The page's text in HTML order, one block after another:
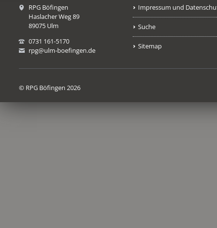
RPG Böfingen
Haslacher Weg 89
89075 Ulm
0731 161-5170
rpg@ulm-boefingen.de
Impressum und
Suche
Sitemap
© RPG Böfingen 2026